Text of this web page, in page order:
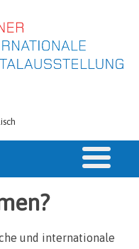
und internationale